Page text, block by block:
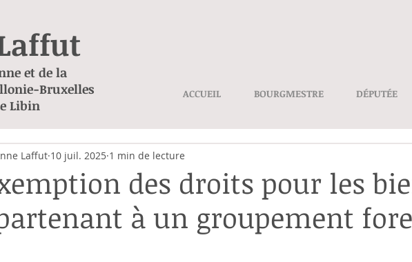
et de la
Bruxelles
Libin
ACCUEIL BOURGMESTRE DÉPUTÉE
des droits pour les
à un groupement
Laffut 10 juil. 2025 1 min de lecture